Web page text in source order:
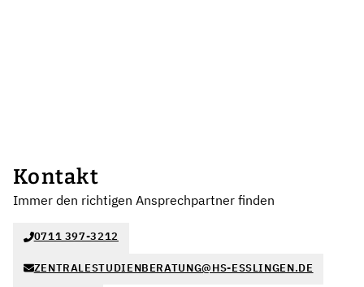
Kontakt
Immer den richtigen Ansprechpartner finden
0711 397-3212
ZENTRALESTUDIENBERATUNG@HS-ESSLINGEN.DE